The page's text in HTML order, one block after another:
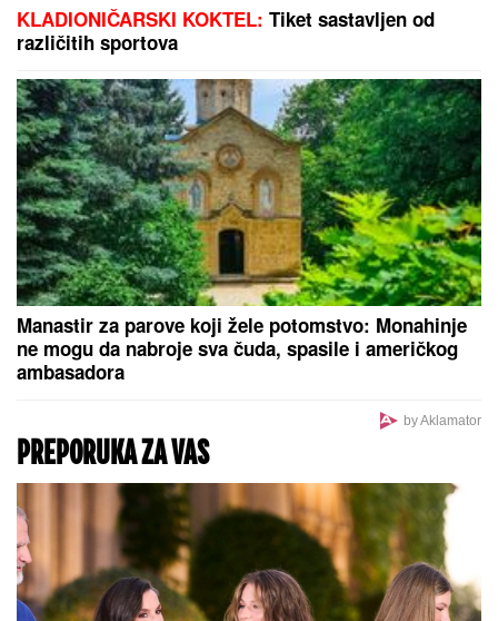
(FOTO) DARKO LAZIĆ I KATARINA UŽIVAJU U
Supruga pevača pokazala u kakvom
luksuzu se baškare, a ispred ogroman bazen
PLANIRAO UBISTVO, POMAGALA
MU MAJKA?
M. (20) i Olgice M. (50) iz Beograda